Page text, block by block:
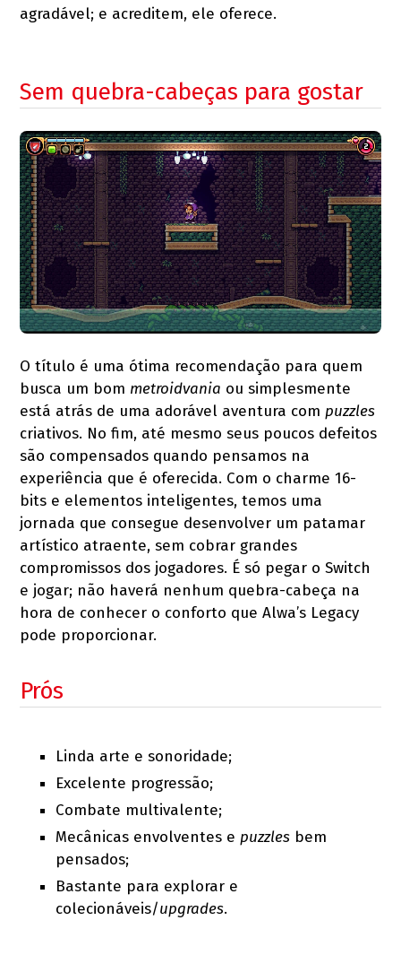
agradável; e acreditem, ele oferece.
Sem quebra-cabeças para gostar
O título é uma ótima recomendação para quem
busca um bom metroidvania ou simplesmente
está atrás de uma adorável aventura compuzzles
criativos. No fim, até mesmo seus poucos defeitos
são compensados quando pensamos na
experiência que é oferecida. Com o charme 16-
bits e elementos inteligentes, temos uma
jornada que consegue desenvolver um patamar
artístico atraente, sem cobrar grandes
compromissos dos jogadores. É só pegar o Switch
e jogar; não haverá nenhum quebra-cabeça na
hora de conhecer o conforto que Alwa’s Legacy
pode proporcionar.
Prós
Linda arte e sonoridade;
Excelente progressão;
Combate multivalente;
Mecânicas envolventes epuzzles bem
pensados;
Bastante para explorar e
colecionáveis/upgrades.